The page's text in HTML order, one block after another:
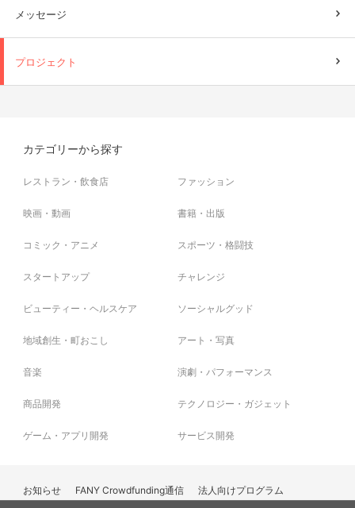
メッセージ
プロジェクト
カテゴリーから探す
レストラン・飲食店 ファッション
映画・動画 書籍・出版
コミック・アニメ スポーツ・格闘技
スタートアップ チャレンジ
ビューティー・ヘルスケア ソーシャルグッド
地域創生・町おこし アート・写真
音楽 演劇・パフォーマンス
商品開発 テクノロジー・ガジェット
ゲーム・アプリ開発 サービス開発
お知らせ FANY Crowdfunding通信 法人向けプログラム